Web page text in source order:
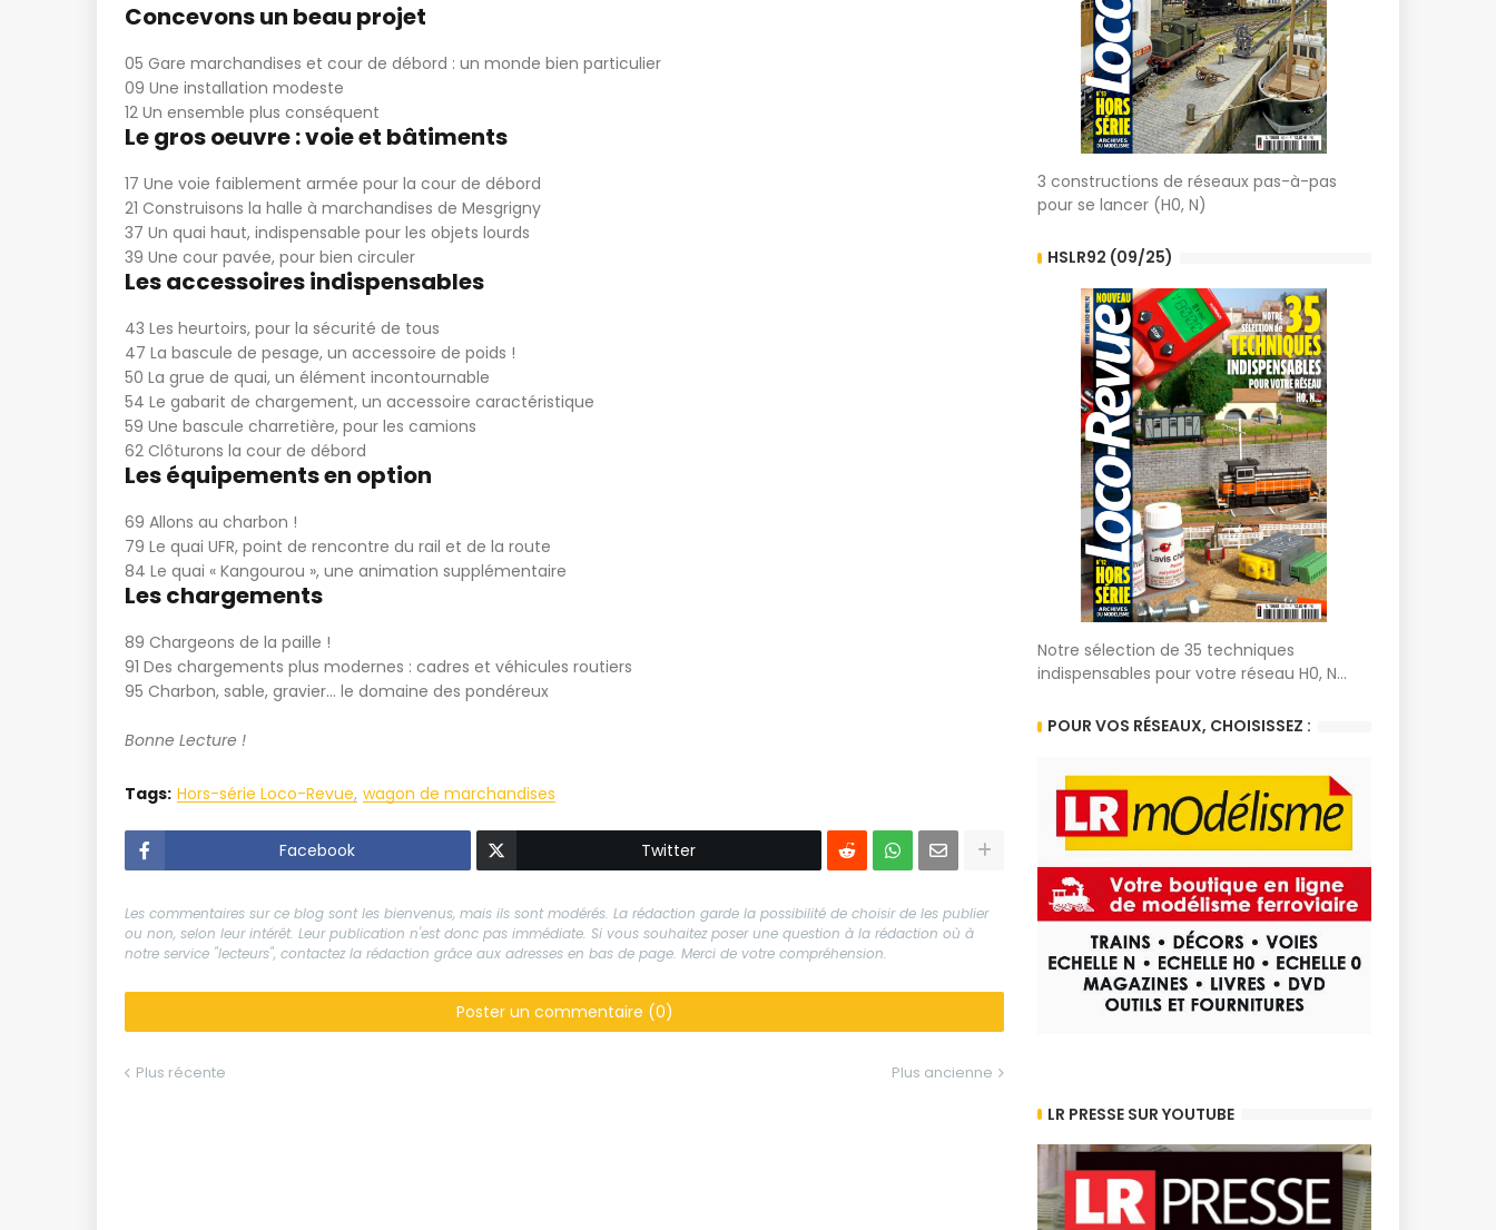
Concevons un beau projet
05 Gare marchandises et cour de débord : un monde bien particulier
09 Une installation modeste
12 Un ensemble plus conséquent
Le gros oeuvre : voie et bâtiments
17 Une voie faiblement armée pour la cour de débord
21 Construisons la halle à marchandises de Mesgrigny
37 Un quai haut, indispensable pour les objets lourds
39 Une cour pavée, pour bien circuler
Les accessoires indispensables
43 Les heurtoirs, pour la sécurité de tous
47 La bascule de pesage, un accessoire de poids !
50 La grue de quai, un élément incontournable
54 Le gabarit de chargement, un accessoire caractéristique
59 Une bascule charretière, pour les camions
62 Clôturons la cour de débord
Les équipements en option
69 Allons au charbon !
79 Le quai UFR, point de rencontre du rail et de la route
84 Le quai « Kangourou », une animation supplémentaire
Les chargements
89 Chargeons de la paille !
91 Des chargements plus modernes : cadres et véhicules routiers
95 Charbon, sable, gravier... le domaine des pondéreux
Bonne Lecture !
Tags: Hors-série Loco-Revue wagon de marchandises
Facebook Twitter
Les commentaires sur ce blog sont les bienvenus, mais ils sont modérés. La rédaction garde la possibilité de choisir de les publier
ou non, selon leur intérêt. Leur publication n'est donc pas immédiate. Si vous souhaitez poser une question à la rédaction où à
notre service "lecteurs", contactez la rédaction grâce aux adresses en bas de page. Merci de votre compréhension.
Poster un commentaire (0)
Plus récente Plus ancienne
3 constructions de réseaux pas-à-pas
pour se lancer (H0, N)
HSLR92 (09/25)
Notre sélection de 35 techniques
indispensables pour votre réseau H0, N...
POUR VOS RÉSEAUX, CHOISISSEZ :
LR PRESSE SUR YOUTUBE